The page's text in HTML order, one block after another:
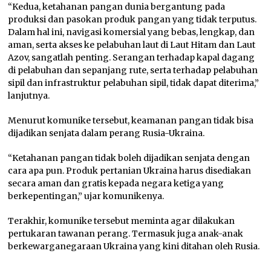
“Kedua, ketahanan pangan dunia bergantung pada
produksi dan pasokan produk pangan yang tidak terputus.
Dalam hal ini, navigasi komersial yang bebas, lengkap, dan
aman, serta akses ke pelabuhan laut di Laut Hitam dan Laut
Azov, sangatlah penting. Serangan terhadap kapal dagang
di pelabuhan dan sepanjang rute, serta terhadap pelabuhan
sipil dan infrastruktur pelabuhan sipil, tidak dapat diterima,”
lanjutnya.
Menurut komunike tersebut, keamanan pangan tidak bisa
dijadikan senjata dalam perang Rusia­-Ukraina.
“Ketahanan pangan tidak boleh dijadikan senjata dengan
cara apa pun. Produk pertanian Ukraina harus disediakan
secara aman dan gratis kepada negara ketiga yang
berkepentingan,” ujar komunikenya.
Terakhir, komunike tersebut meminta agar dilakukan
pertukaran tawanan perang. Termasuk juga anak-anak
berkewarganegaraan Ukraina yang kini ditahan oleh Rusia.